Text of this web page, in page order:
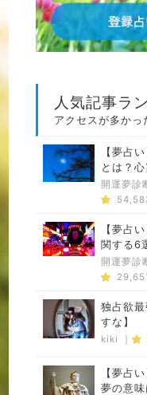
人気記事ラ
アクセスが多かっ
【夢占
とは？
開運夢診
【夢占
関する6
開運夢診
独占欲
すな】
kiki ｜
【夢占
夢の意